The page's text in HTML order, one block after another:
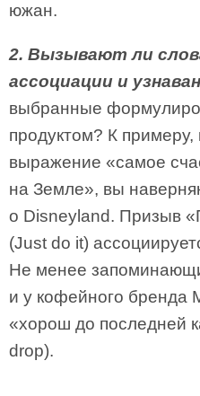
южан.
2. Вызывают ли
ассоциации и
выбранные
продуктом? К
выражение «самое
на Земле», вы
о Disneyland. Призыв
(Just do it)
Не менее
и у кофейного бренда
«хорош до последней
drop).